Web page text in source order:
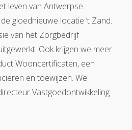
leven van Antwerpse
gloednieuwe locatie ’t Zand.
van het Zorgbedrijf
Ook krijgen we meer
Wooncertificaten, een
en toewijzen. We
Vastgoedontwikkeling